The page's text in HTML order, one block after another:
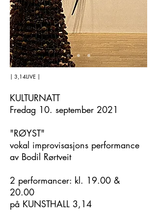
| 3,14LIVE |
KULTURNATT
Fredag 10. september 2021
"RØYST"
vokal improvisasjons performance
av Bodil Rørtveit
2 performancer: kl. 19.00 &
20.00
på KUNSTHALL 3,14